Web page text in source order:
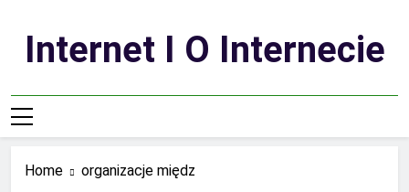
contentInternet I O Internecie
Home organizacje międz